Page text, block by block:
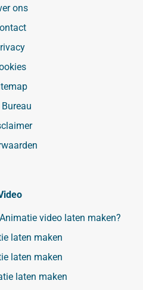
ons
Bureau
video laten maken?
laten maken
laten maken
laten maken